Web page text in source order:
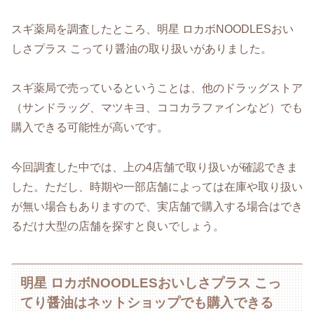
スギ薬局を調査したところ、明星 ロカボNOODLESおい
しさプラス こってり醤油の取り扱いがありました。
スギ薬局で売っているということは、他のドラッグストア
（サンドラッグ、マツキヨ、ココカラファインなど）でも
購入できる可能性が高いです。
今回調査した中では、上の4店舗で取り扱いが確認できま
した。ただし、時期や一部店舗によっては在庫や取り扱い
が無い場合もありますので、実店舗で購入する場合はでき
るだけ大型の店舗を探すと良いでしょう。
明星 ロカボNOODLESおいしさプラス こっ
てり醤油はネットショップでも購入できる